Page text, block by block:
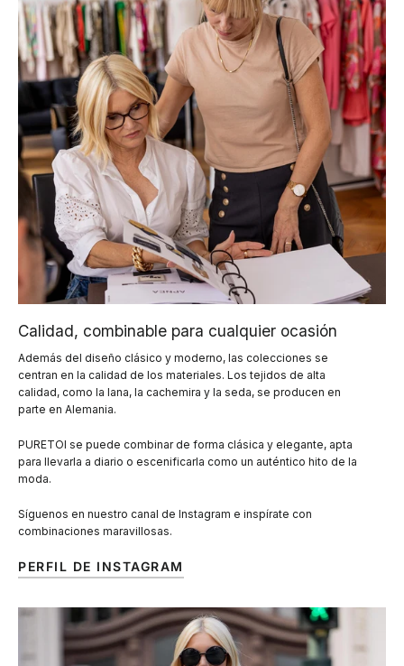
Calidad, combinable para cualquier ocasión
Además del diseño clásico y moderno, las colecciones se
centran en la calidad de los materiales. Los tejidos de alta
calidad, como la lana, la cachemira y la seda, se producen en
parte en Alemania.
PURETOI se puede combinar de forma clásica y elegante, apta
para llevarla a diario o escenificarla como un auténtico hito de la
moda.
Síguenos en nuestro canal de Instagram e inspírate con
combinaciones maravillosas.
PERFIL DE INSTAGRAM